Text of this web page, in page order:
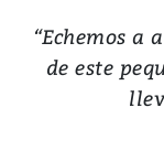
“Echemos
de este